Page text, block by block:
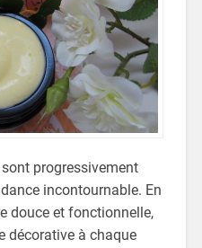
progressivement
incontournable. En
douce et fonctionnelle,
décorative à chaque